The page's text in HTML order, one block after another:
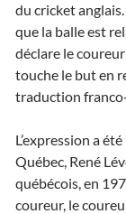
du cricket
que la balle est
déclare le
touche le but en
traduction
L’expression a
Québec, René
québécois, en
coureur, le